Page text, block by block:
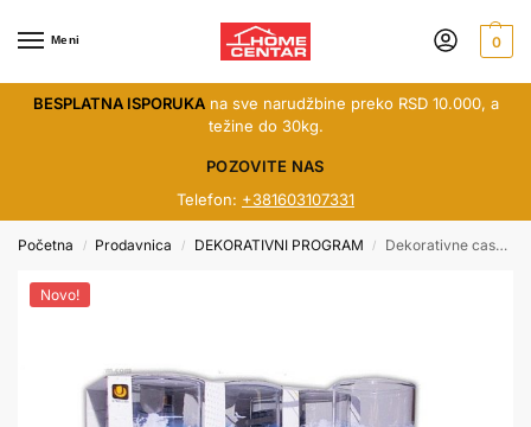
Meni 0
BESPLATNA ISPORUKAna sve narudžbine preko RSD 10.000, a
težine do 30kg.
POZOVITE NAS
Telefon: +381603107331
Početna / Prodavnica / DEKORATIVNI PROGRAM / Dekorativne case novogodisnje 1/6 D296
Novo!